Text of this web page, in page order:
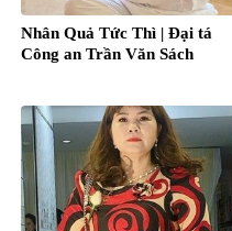
Nhân Quả Tức Thì | Đại tá
Công an Trần Văn Sách